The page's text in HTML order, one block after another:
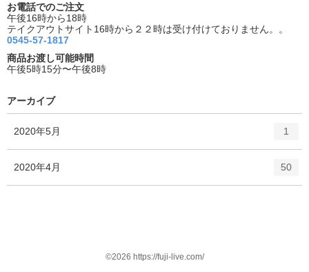
お電話でのご注文
午後16時から18時
テイクアウトサイト16時から２２時は受け付けておりません。。
0545-57-1817
商品お渡し可能時間
午後5時15分〜午後8時
アーカイブ
2020年5月
ー
1
2020年4月 50
©2026 https://fuji-live.com/